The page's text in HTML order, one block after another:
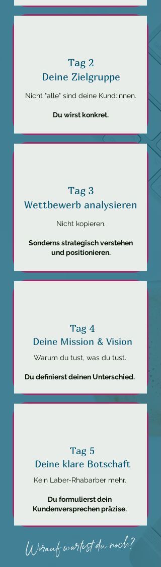
Tag 2
Deine Zielgruppe
Nicht "alle" sind deine Kund:innen.
Du wirst konkret.
Tag 3
Wettbewerb analysieren
Nicht kopieren.
Sonderns strategisch verstehen
und positionieren.
Tag 4
Deine Mission & Vision
Warum du tust, was du tust.
Du definierst deinen Unterschied.
Tag 5
Deine klare Botschaft
Kein Laber-Rhabarber mehr.
Du formulierst dein
Kundenversprechen präzise.
Worauf wartest du noch?